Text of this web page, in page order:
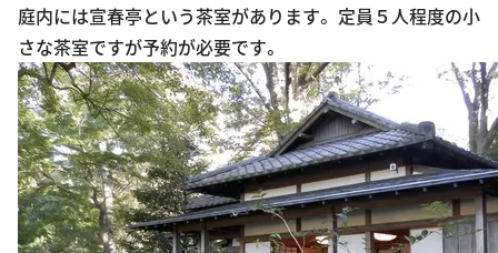
庭内には宣春亭という茶室があります。 定員５人程度の小
さな茶室ですが予約が必要です。